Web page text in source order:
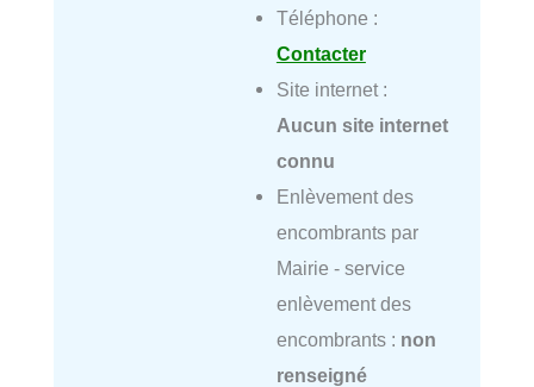
Téléphone :
Contacter
Site internet :
Aucun site internet
connu
Enlèvement des
encombrants par
Mairie - service
enlèvement des
encombrants : non
renseigné